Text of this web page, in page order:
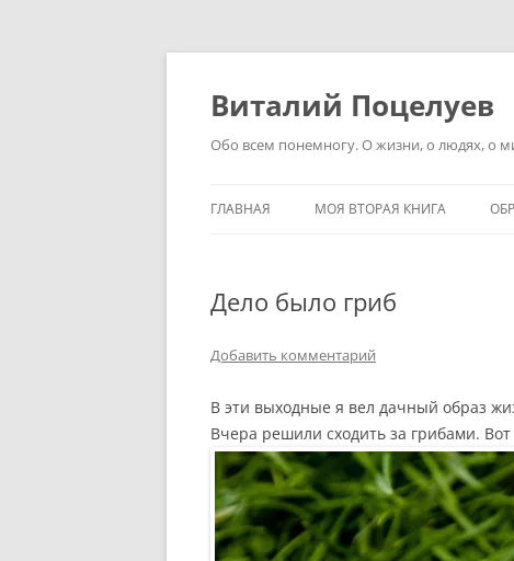
Перейти
Виталий Поцелуев
Обо всем понемногу. О жизни, о людях, о
ГЛАВНАЯ МОЯ ВТОРАЯ КНИГА
Дело было гриб
Добавить комментарий
В эти выходные я вел дачный образ
Вчера решили сходить за грибами.